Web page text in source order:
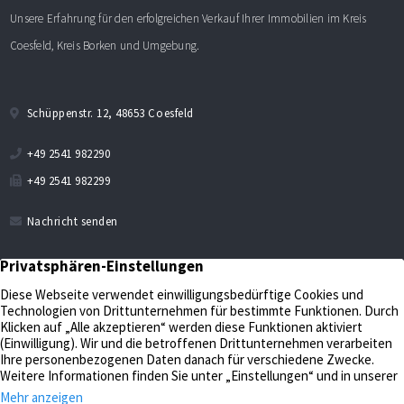
Unsere Erfahrung für den erfolgreichen Verkauf Ihrer Immobilien im Kreis
Coesfeld, Kreis Borken und Umgebung.
Schüppenstr. 12, 48653 Coesfeld
+49 2541 982290
+49 2541 982299
Nachricht senden
Verkaufen
Aktuelles
Bewerten
Kontakt
Impressum
Verwalten
Datenschutz
Unternehmen